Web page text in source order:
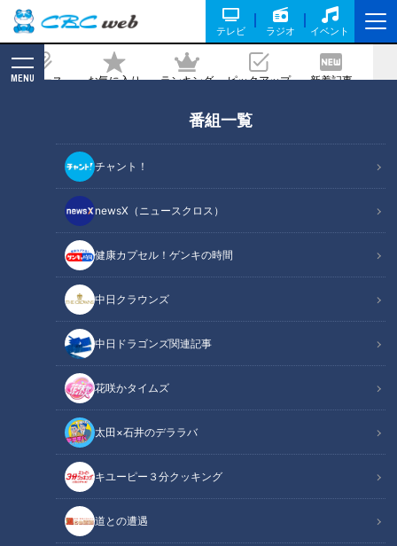
テレビ ラジオ イベント
ニュース お気に入り ランキング ピックアップ 新着記事
MENU
番組一覧
チャント！
newsX（ニュースクロス）
健康カプセル！ゲンキの時間
中日クラウンズ
中日ドラゴンズ関連記事
花咲かタイムズ
太田×石井のデララバ
キユーピー３分クッキング
道との遭遇
場した若竜のプリンス（06）
記事に戻る
携帯ラジオでドラゴンズ応援の日々に登場した若竜のプリンス（06）
この記事の画像